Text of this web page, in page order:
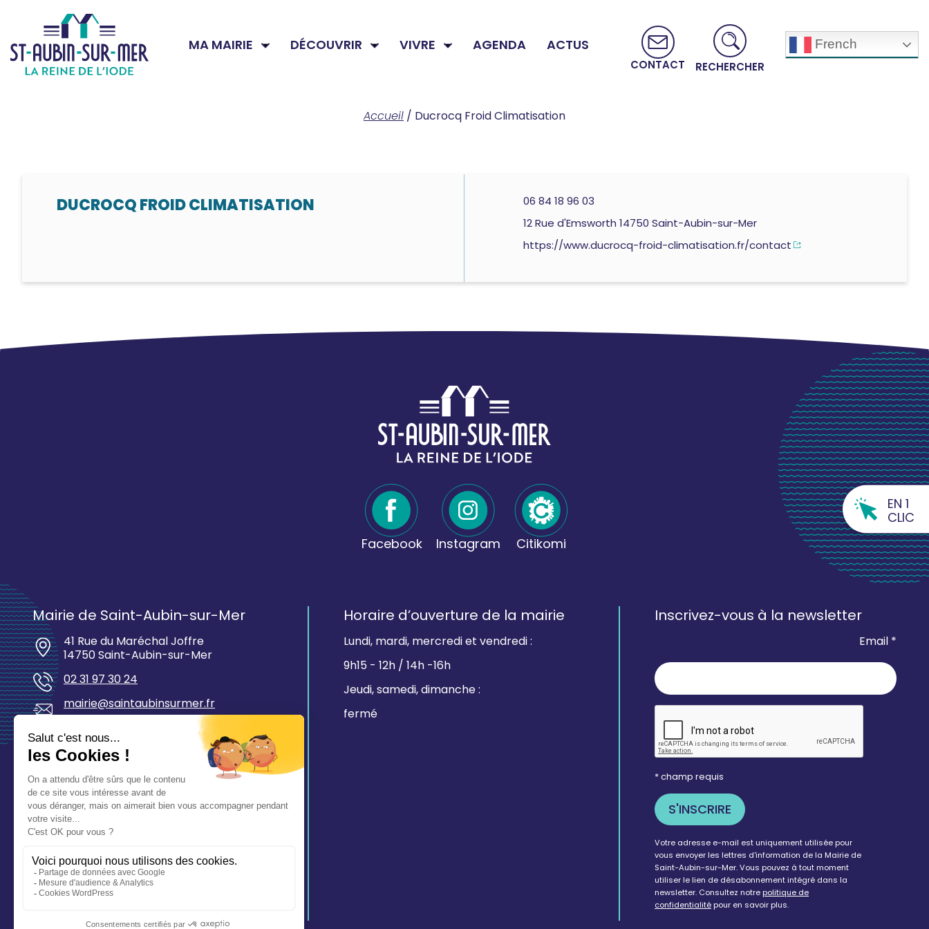
MA MAIRIE DÉCOUVRIR VIVRE AGENDA ACTUS
CONTACT RECHERCHER
French
Accueil / Ducrocq Froid Climatisation
DUCROCQ FROID CLIMATISATION
06 84 18 96 03
12 Rue d'Emsworth 14750 Saint-Aubin-sur-Mer
https://www.ducrocq-froid-climatisation.fr/contact
Facebook Instagram Citikomi
Mairie de Saint-Aubin-sur-Mer
41 Rue du Maréchal Joffre
14750 Saint-Aubin-sur-Mer
02 31 97 30 24
mairie@saintaubinsurmer.fr
Horaire d’ouverture de la mairie
Lundi, mardi, mercredi et vendredi :
9h15 - 12h / 14h -16h
Jeudi, samedi, dimanche :
fermé
Inscrivez-vous à la newsletter
Email *
* champ requis
Votre adresse e-mail est uniquement utilisée pour
vous envoyer les lettres d'information de la Mairie de
Saint-Aubin-sur-Mer. Vous pouvez à tout moment
utiliser le lien de désabonnement intégré dans la
newsletter. Consultez notrepolitique de
confidentialitépour en savoir plus.
EN 1
CLIC